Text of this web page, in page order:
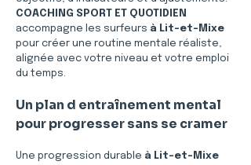
COACHING SPORT ET QUOTIDIEN
accompagne les surfeurs à Lit-et-Mixe
pour créer une routine mentale réaliste,
alignée avec votre niveau et votre emploi
du temps.
Un plan d entraînement mental
pour progresser sans se cramer
Une progression durable à Lit-et-Mixe